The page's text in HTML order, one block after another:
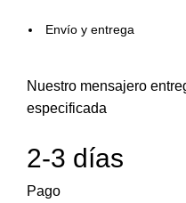
Envío y entrega
Nuestro mensajero
especificada
2-3 días
Pago